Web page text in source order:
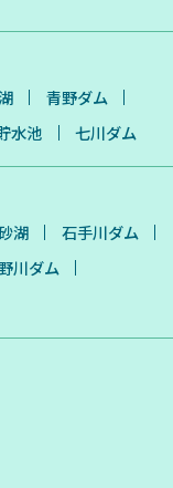
青野ダム
水池 七川ダム
湖
石手川ダム
川ダム